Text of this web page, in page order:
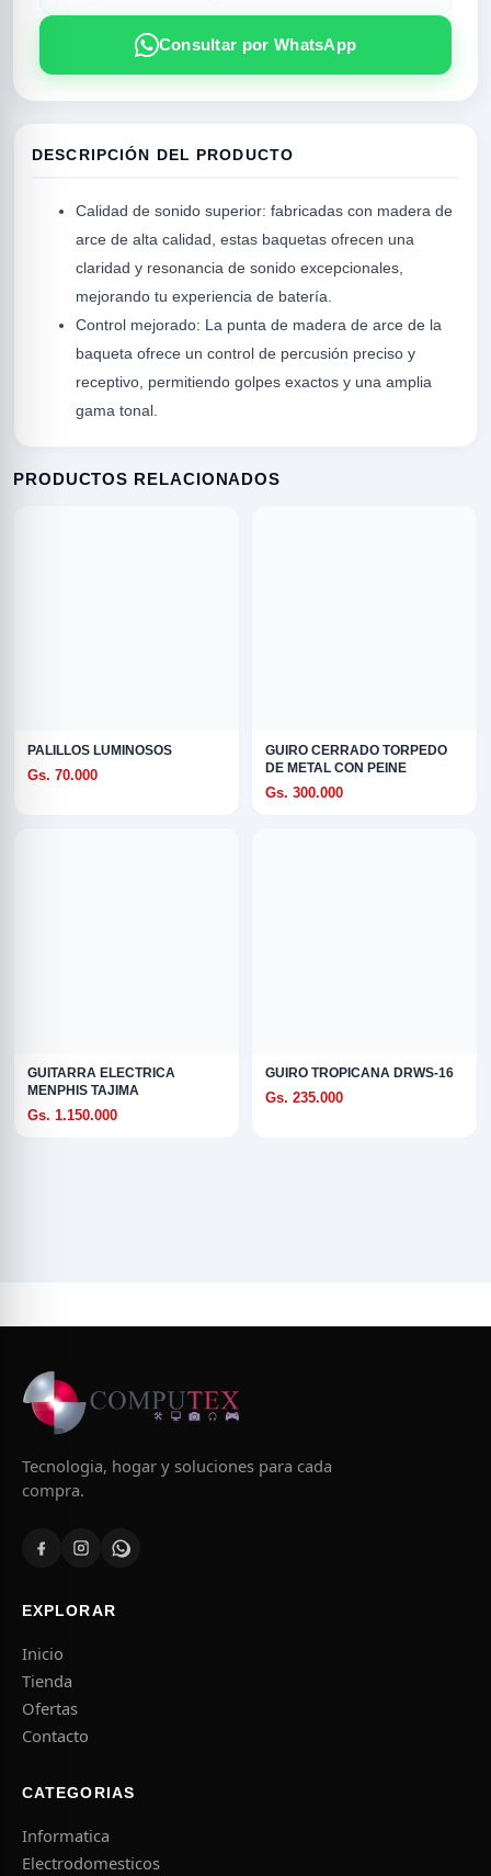
Consultar por WhatsApp
DESCRIPCIÓN DEL PRODUCTO
Calidad de sonido superior: fabricadas con madera de
arce de alta calidad, estas baquetas ofrecen una
claridad y resonancia de sonido excepcionales,
mejorando tu experiencia de batería.
Control mejorado: La punta de madera de arce de la
baqueta ofrece un control de percusión preciso y
receptivo, permitiendo golpes exactos y una amplia
gama tonal.
PRODUCTOS RELACIONADOS
PALILLOS LUMINOSOS
Gs. 70.000
GUIRO CERRADO TORPEDO
DE METAL CON PEINE
Gs. 300.000
GUITARRA ELECTRICA
MENPHIS TAJIMA
Gs. 1.150.000
GUIRO TROPICANA DRWS-16
Gs. 235.000
Tecnologia, hogar y soluciones para cada
compra.
EXPLORAR
Inicio
Tienda
Ofertas
Contacto
CATEGORIAS
Informatica
Electrodomesticos